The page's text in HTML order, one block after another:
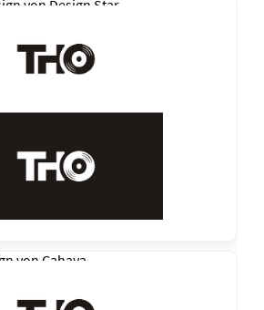
von Design Star
vonCahaya